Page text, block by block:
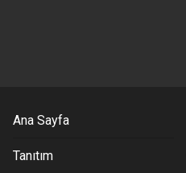
Ana Sayfa
Tanıtım